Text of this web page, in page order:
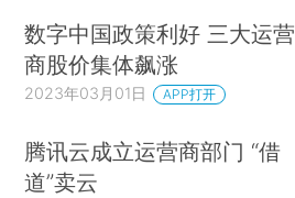
数字中国政策利好 三大运营
商股价集体飙涨
2023年03月01日 APP打开
腾讯云成立运营商部门 “借
道”卖云